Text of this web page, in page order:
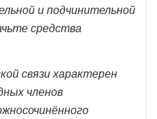
и подчинительной
средства
связи характерен
членов